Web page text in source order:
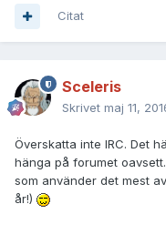
Citat
Sceleris
Skrivet maj 11,
Överskatta inte IRC. Det
hänga på forumet
som använder det mest
år!)